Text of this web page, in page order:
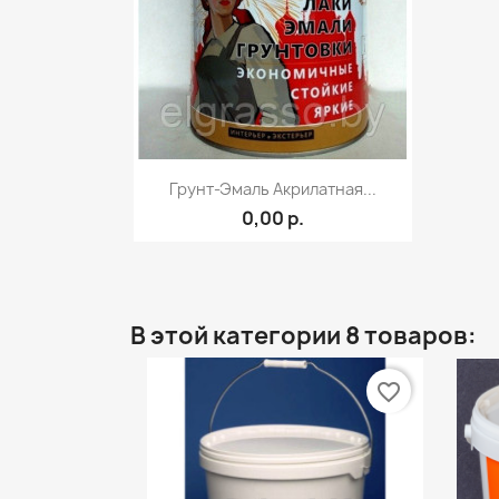
Быстрый просмотр
Грунт-Эмаль Акрилатная...
0,00 р.
В этой категории 8 товаров:
favorite_border